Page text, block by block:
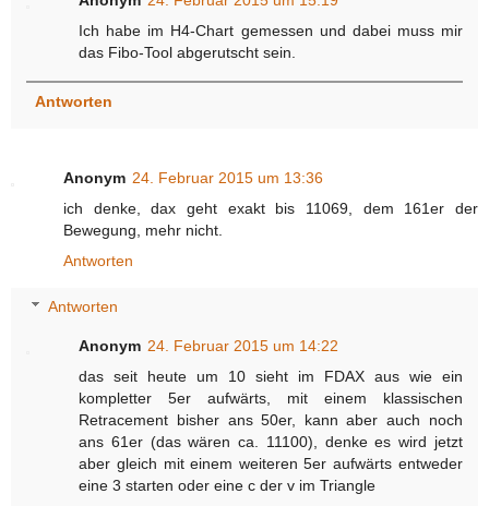
Ich habe im H4-Chart gemessen und dabei muss mir
das Fibo-Tool abgerutscht sein.
Antworten
Anonym 24. Februar 2015 um 13:36
ich denke, dax geht exakt bis 11069, dem 161er der
Bewegung, mehr nicht.
Antworten
Antworten
Anonym 24. Februar 2015 um 14:22
das seit heute um 10 sieht im FDAX aus wie ein
kompletter 5er aufwärts, mit einem klassischen
Retracement bisher ans 50er, kann aber auch noch
ans 61er (das wären ca. 11100), denke es wird jetzt
aber gleich mit einem weiteren 5er aufwärts entweder
eine 3 starten oder eine c der v im Triangle